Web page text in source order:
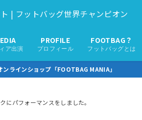
| フットバッグ世界チャンピオン
ア出演
PROFILE
プロフィール
FOOTBAG？
フットバッグとは
ンラインショップ「FOOTBAG MANIA」
にパフォーマンスをしました。